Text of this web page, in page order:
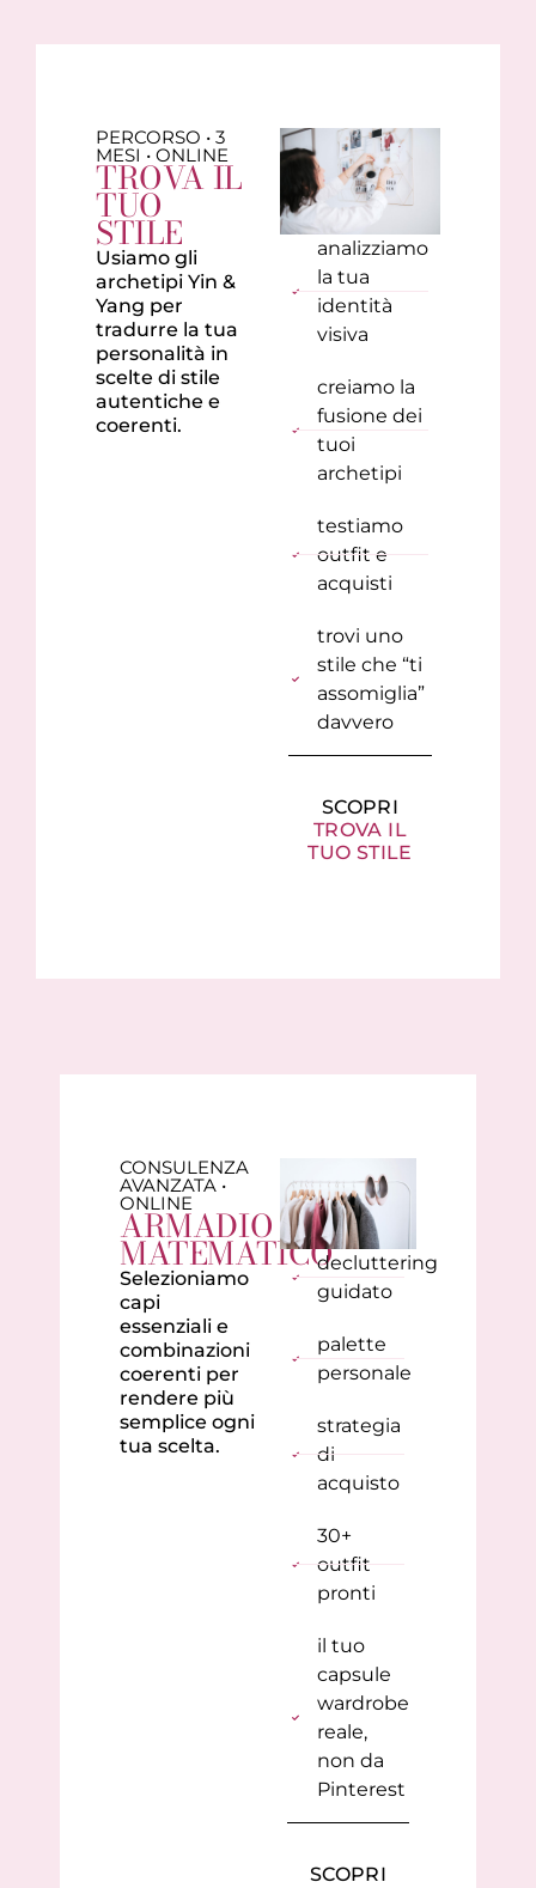
PERCORSO • 3
MESI • ONLINE
TROVA IL
TUO
STILE
Usiamo gli
archetipi Yin &
Yang per
tradurre la tua
personalità in
scelte di stile
autentiche e
coerenti.
analizziamo
la tua
identità
visiva
creiamo la
fusione dei
tuoi
archetipi
testiamo
outfit e
acquisti
trovi uno
stile che “ti
assomiglia”
davvero
SCOPRI
TROVA IL
TUO STILE
CONSULENZA
AVANZATA •
ONLINE
ARMADIO
MATEMATICO
Selezioniamo
capi
essenziali e
combinazioni
coerenti per
rendere più
semplice ogni
tua scelta.
decluttering
guidato
palette
personale
strategia
di
acquisto
30+
outfit
pronti
il tuo
capsule
wardrobe
reale,
non da
Pinterest
SCOPRI